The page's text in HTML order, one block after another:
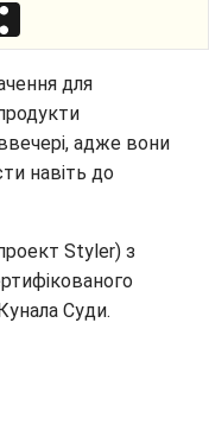
для
адже вони
навіть до
Styler) з
Суди.